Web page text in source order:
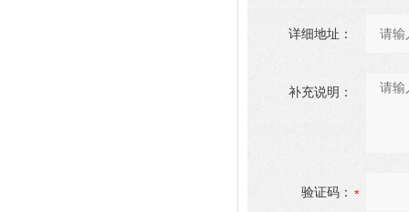
详细地址：
补充说明：
验证码：